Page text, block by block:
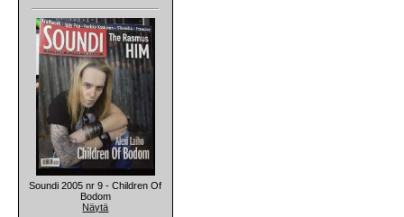
Soundi 2005 nr 9 - Children Of
Bodom
Näytä